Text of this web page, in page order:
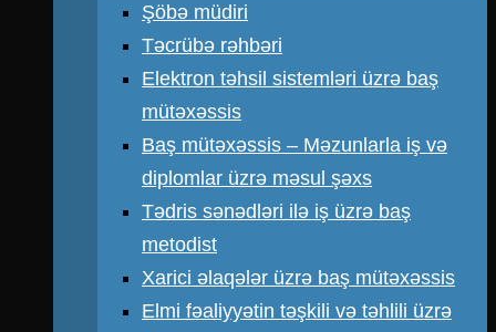
Şöbə müdiri
Təcrübə rəhbəri
Elektron təhsil sistemləri üzrə baş
mütəxəssis
Baş mütəxəssis – Məzunlarla iş və
diplomlar üzrə məsul şəxs
Tədris sənədləri ilə iş üzrə baş
metodist
Xarici əlaqələr üzrə baş mütəxəssis
Elmi fəaliyyətin təşkili və təhlili üzrə